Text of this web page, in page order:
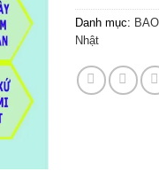
Danh mục:
Nhật